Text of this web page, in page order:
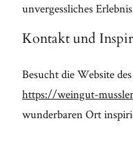
unvergessliches
Kontakt und
Besucht die Website
https://weingut-
wunderbaren Ort